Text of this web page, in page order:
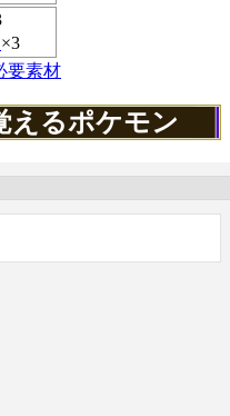
×3
要素材
えるポケモン